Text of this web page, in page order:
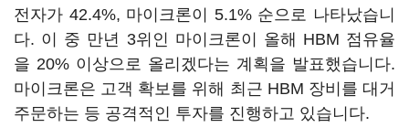
전자가 42.4%, 마이크론이 5.1% 순으로 나타났습니
다. 이 중 만년 3위인 마이크론이 올해 HBM 점유율
을 20% 이상으로 올리겠다는 계획을 발표했습니다.
마이크론은 고객 확보를 위해 최근 HBM 장비를 대거
주문하는 등 공격적인 투자를 진행하고 있습니다.